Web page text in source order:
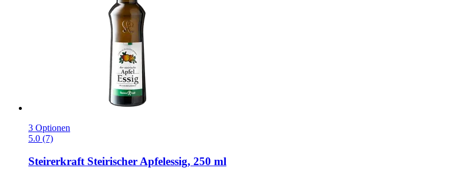
3 Optionen
5.0 (7)
Steirerkraft Steirischer Apfelessig, 250 ml